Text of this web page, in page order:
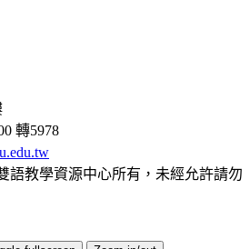
轉5978
語教學資源中心所有，未經允許請勿